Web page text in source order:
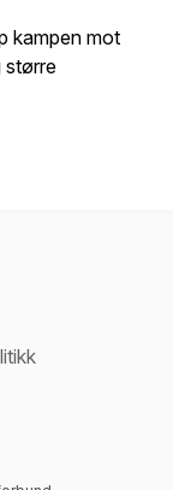
kampen mot
større